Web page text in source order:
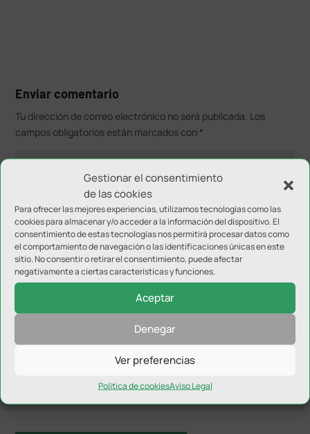
Gestionar el consentimiento
de las cookies
Para ofrecer las mejores experiencias, utilizamos tecnologías como las
cookies para almacenar y/o acceder a la información del dispositivo. El
consentimiento de estas tecnologías nos permitirá procesar datos como
el comportamiento de navegación o las identificaciones únicas en este
sitio. No consentir o retirar el consentimiento, puede afectar
negativamente a ciertas características y funciones.
Aceptar
Denegar
Ver preferencias
Política de cookiesAviso Legal
Enviar comentario
Tu dirección de correo electrónico no será publicada. Los
campos obligatorios están marcados con *